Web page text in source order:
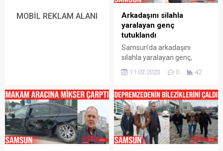
yaralanan Baltaoğlu
yapılan müdahalelere
rağmen kurtarılamayarak
hayatını kaybetti. Cem
Yayla’nın...
MOBİL REKLAM ALANI
Arkadaşını silahla
yaralayan genç
tutuklandı
Samsun’da arkadaşını
silahla yaralayan genç,
tutuklandı. Olay, Atakum
meydana geldi. Edinilen
bilgiye göre, tartıştığı
arkadaşı F.B.’yi tabancayla
bacağından yaralayan C.Ö.
(23) olaydan sonra kaçtı.
Samsun Emniyet Müdürlüğü
11.03.2023 0 42